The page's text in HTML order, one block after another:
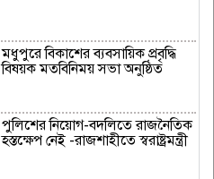
মধুপুরে বিকাশের ব্যবসায়িক প্রবৃদ্ধি
বিষয়ক মতবিনিময় সভা অনুষ্ঠিত
পুলিশের নিয়োগ-বদলিতে রাজনৈতিক
হস্তক্ষেপ নেই -রাজশাহীতে স্বরাষ্ট্রমন্ত্রী